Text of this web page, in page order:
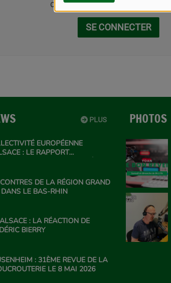
Connectez-vous pour commenter cet
SE CONNECTER
PLUS
EUROPÉENNE
: LE RAPPORT
EST
DE LA RÉGION GRAND
DANS LE BAS-RHIN
: LA RÉACTION DE
BIERRY
: 31ÈME REVUE DE LA
LE 8 MAI 2026
PHOTOS